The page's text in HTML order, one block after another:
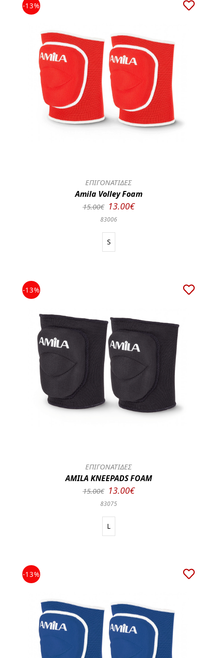
-13%
ΕΠΙΓΟΝΑΤΙΔΕΣ
Amila Volley Foam
15.00€ 13.00€
83006
S
-13%
ΕΠΙΓΟΝΑΤΙΔΕΣ
AMILA KNEEPADS FOAM
15.00€ 13.00€
83075
L
-13%